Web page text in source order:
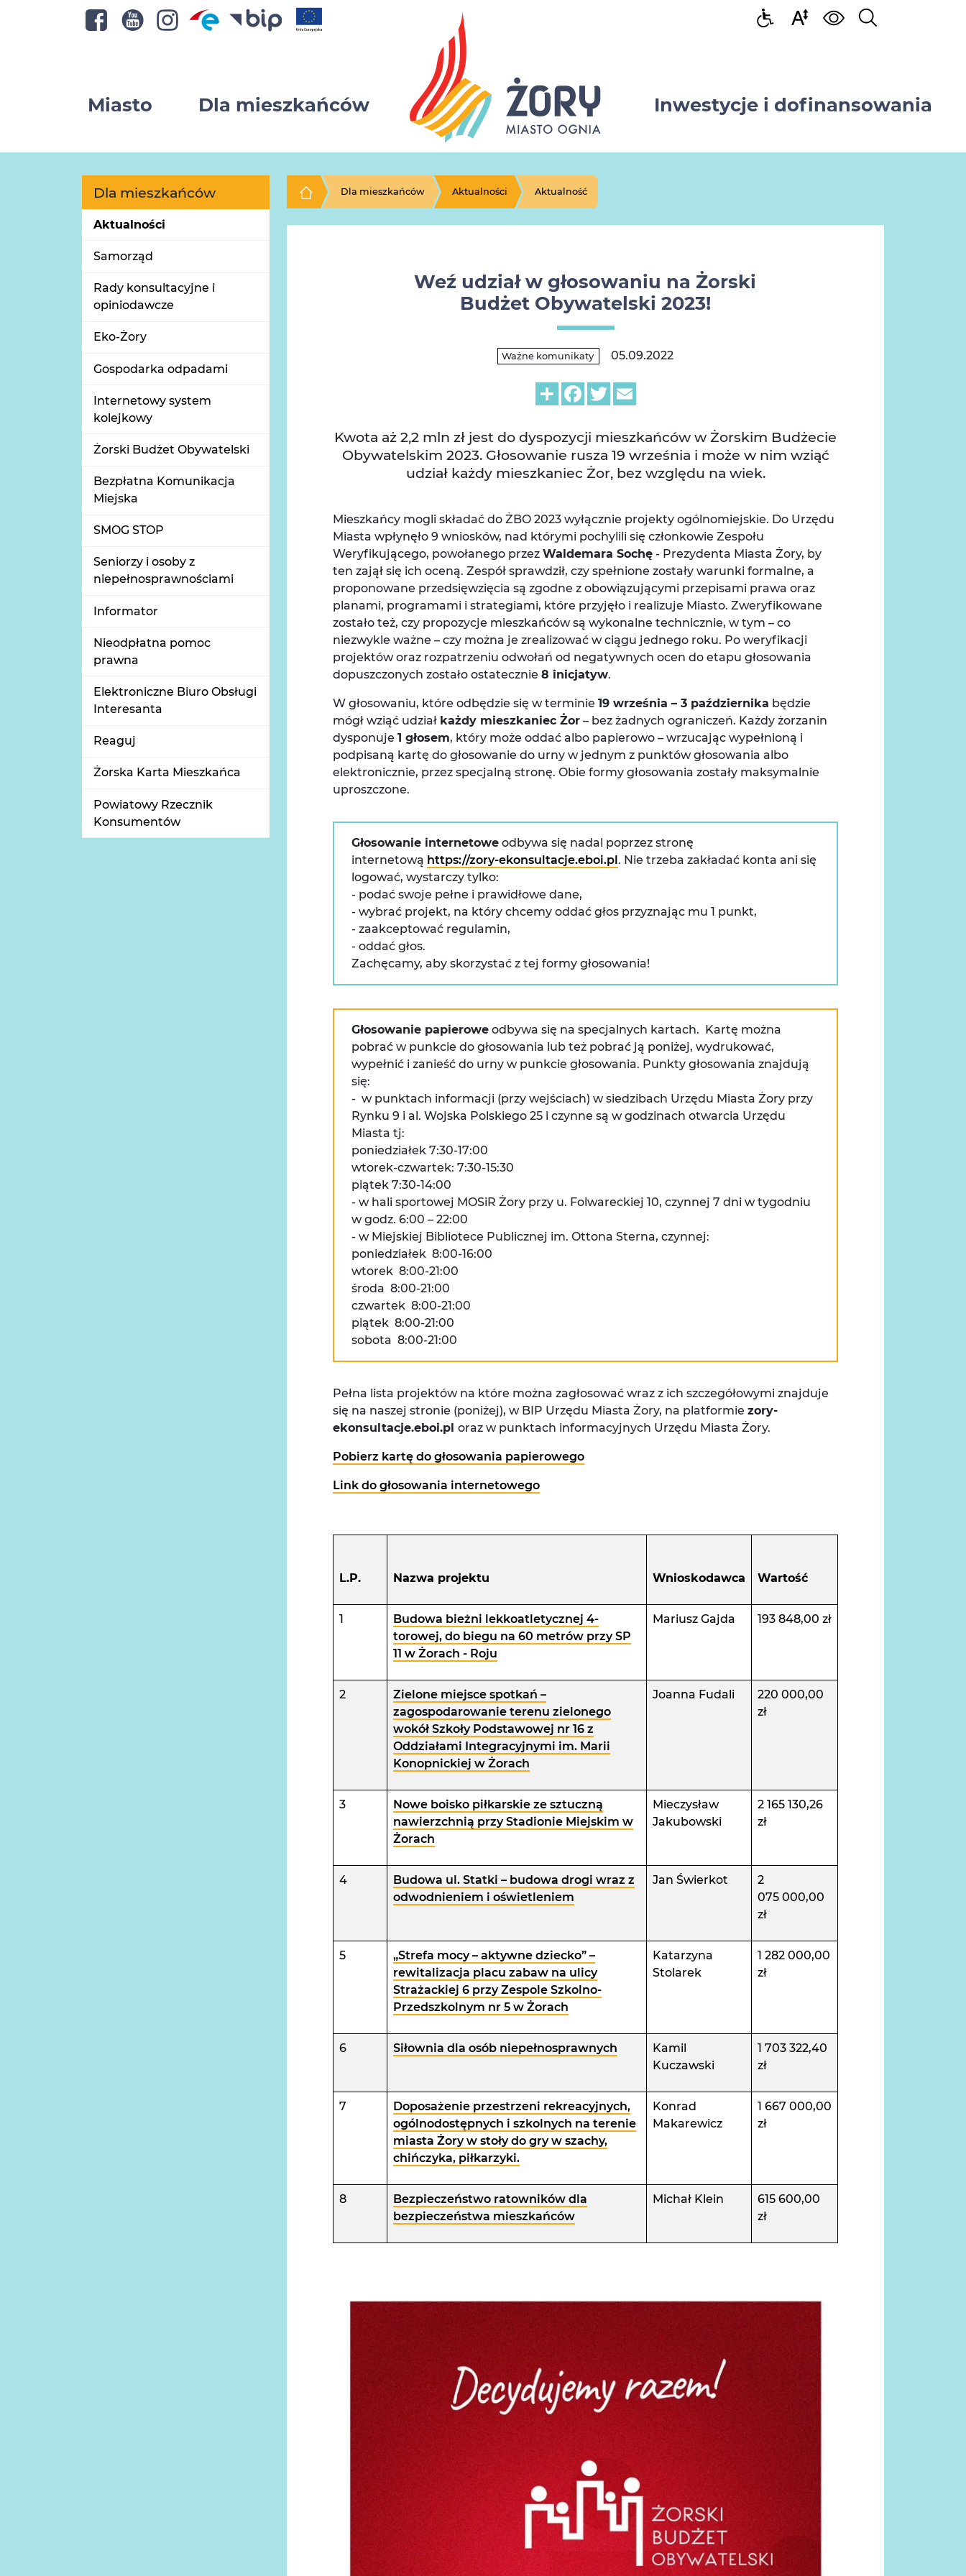
Miasto Dla mieszkańców Inwestycje i dofinansowania
Dla mieszkańców
Aktualności
Samorząd
Rady konsultacyjne i
opiniodawcze
Eko-Żory
Gospodarka odpadami
Internetowy system
kolejkowy
Żorski Budżet Obywatelski
Bezpłatna Komunikacja
Miejska
SMOG STOP
Seniorzy i osoby z
niepełnosprawnościami
Informator
Nieodpłatna pomoc
prawna
Elektroniczne Biuro Obsługi
Interesanta
Reaguj
Żorska Karta Mieszkańca
Powiatowy Rzecznik
Konsumentów
Dla mieszkańców Aktualności Aktualność
Weź udział w głosowaniu na Żorski
Budżet Obywatelski 2023!
Ważne komunikaty 05.09.2022
ShareFacebook
Twitter
Kwota aż 2,2 mln zł jest do dyspozycji mieszkańców w Żorskim Budżecie
Obywatelskim 2023. Głosowanie rusza 19 września i może w nim wziąć
udział każdy mieszkaniec Żor, bez względu na wiek.
Mieszkańcy mogli składać do ŻBO 2023 wyłącznie projekty ogólnomiejskie. Do Urzędu
Miasta wpłynęło 9 wniosków, nad którymi pochylili się członkowie Zespołu
Weryfikującego, powołanego przez Waldemara Sochę - Prezydenta Miasta Żory, by
ten zajął się ich oceną. Zespół sprawdził, czy spełnione zostały warunki formalne, a
proponowane przedsięwzięcia są zgodne z obowiązującymi przepisami prawa oraz
planami, programami i strategiami, które przyjęło i realizuje Miasto. Zweryfikowane
zostało też, czy propozycje mieszkańców są wykonalne technicznie, w tym – co
niezwykle ważne – czy można je zrealizować w ciągu jednego roku. Po weryfikacji
projektów oraz rozpatrzeniu odwołań od negatywnych ocen do etapu głosowania
dopuszczonych zostało ostatecznie 8 inicjatyw.
W głosowaniu, które odbędzie się w terminie 19 września – 3 października będzie
mógł wziąć udział każdy mieszkaniec Żor – bez żadnych ograniczeń. Każdy żorzanin
dysponuje 1 głosem, który może oddać albo papierowo – wrzucając wypełnioną i
podpisaną kartę do głosowanie do urny w jednym z punktów głosowania albo
elektronicznie, przez specjalną stronę. Obie formy głosowania zostały maksymalnie
uproszczone.
Głosowanie internetowe odbywa się nadal poprzez stronę
internetową https://zory-ekonsultacje.eboi.pl. Nie trzeba zakładać konta ani się
logować, wystarczy tylko:
- podać swoje pełne i prawidłowe dane,
- wybrać projekt, na który chcemy oddać głos przyznając mu 1 punkt,
- zaakceptować regulamin,
- oddać głos.
Zachęcamy, aby skorzystać z tej formy głosowania!
Głosowanie papierowe odbywa się na specjalnych kartach. Kartę można
pobrać w punkcie do głosowania lub też pobrać ją poniżej, wydrukować,
wypełnić i zanieść do urny w punkcie głosowania. Punkty głosowania znajdują
się:
- w punktach informacji (przy wejściach) w siedzibach Urzędu Miasta Żory przy
Rynku 9 i al. Wojska Polskiego 25 i czynne są w godzinach otwarcia Urzędu
Miasta tj:
poniedziałek 7:30-17:00
wtorek-czwartek: 7:30-15:30
piątek 7:30-14:00
- w hali sportowej MOSiR Żory przy u. Folwareckiej 10, czynnej 7 dni w tygodniu
w godz. 6:00 – 22:00
- w Miejskiej Bibliotece Publicznej im. Ottona Sterna, czynnej:
poniedziałek 8:00-16:00
wtorek 8:00-21:00
środa 8:00-21:00
czwartek 8:00-21:00
piątek 8:00-21:00
sobota 8:00-21:00
Pełna lista projektów na które można zagłosować wraz z ich szczegółowymi znajduje
się na naszej stronie (poniżej), w BIP Urzędu Miasta Żory, na platformie zory-
ekonsultacje.eboi.pl oraz w punktach informacyjnych Urzędu Miasta Żory.
Pobierz kartę do głosowania papierowego
Link do głosowania internetowego
L.P. Nazwa projektu Wnioskodawca Wartość
1
Budowa bieżni lekkoatletycznej 4-
torowej, do biegu na 60 metrów przy SP
11 w Żorach - Roju
Mariusz Gajda 193 848,00 zł
2
Zielone miejsce spotkań –
zagospodarowanie terenu zielonego
wokół Szkoły Podstawowej nr 16 z
Oddziałami Integracyjnymi im. Marii
Konopnickiej w Żorach
Joanna Fudali
220 000,00
zł
3
Nowe boisko piłkarskie ze sztuczną
nawierzchnią przy Stadionie Miejskim w
Żorach
Mieczysław
Jakubowski
2 165 130,26
zł
4
Budowa ul. Statki – budowa drogi wraz z
odwodnieniem i oświetleniem
Jan Świerkot
2
075 000,00
zł
5
„Strefa mocy – aktywne dziecko” –
rewitalizacja placu zabaw na ulicy
Strażackiej 6 przy Zespole Szkolno-
Przedszkolnym nr 5 w Żorach
Katarzyna
Stolarek
1 282 000,00
zł
6 Siłownia dla osób niepełnosprawnych
Kamil
Kuczawski
1 703 322,40
zł
7
Doposażenie przestrzeni rekreacyjnych,
ogólnodostępnych i szkolnych na terenie
miasta Żory w stoły do gry w szachy,
chińczyka, piłkarzyki.
Konrad
Makarewicz
1 667 000,00
zł
8
Bezpieczeństwo ratowników dla
bezpieczeństwa mieszkańców
Michał Klein
615 600,00
zł